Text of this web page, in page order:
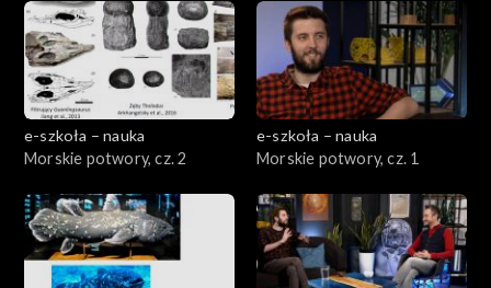
e-szkoła – nauka
Morskie potwory, cz. 2
e-szkoła – nauka
Morskie potwory, cz. 1